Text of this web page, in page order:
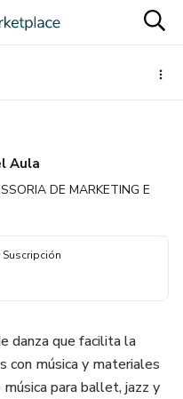
Aula
DE MARKETING E
danza que facilita la
con música y materiales
para ballet, jazz y